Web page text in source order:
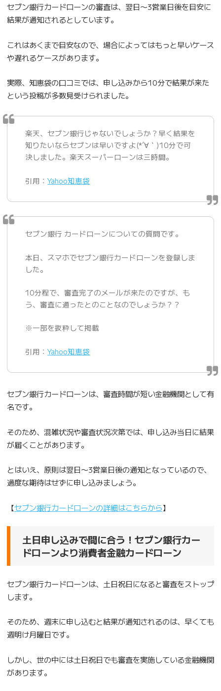
セブン銀行カードローンの審査は、翌日〜3営業日後を目安に
結果が通知されるとしています。
これはあくまで目安なので、場合によってはもっと早いケース
や遅れるケースがあります。
実際、知恵袋の口コミでは、申し込みから10分で結果が来た
という投稿が多数見受けられました。
楽天、セブン銀行じゃないでしょうか？早く結果を
知りたいならセブンは早いですよ(*´∀｀)10分で可
決しました。楽天スーパーローンは三時間。
引用：Yahoo知恵袋
セブン銀行 カードローンについての質問です。
本日、スマホでセブン銀行カードローンを登録しま
した。
10分程で、審査完了のメールが来たのですが、も
う、審査に通ったとのことなのでしょうか？？
※一部を抜粋して掲載
引用：Yahoo知恵袋
セブン銀行カードローンは、審査時間が短い金融機関として有
名です。
そのため、混雑状況や審査状況次第では、申し込み当日に結果
が届くことがあります。
とはいえ、原則は翌日〜3営業日後の通知となっているので、
過度な期待はせずに申し込みましょう。
【セブン銀行カードローンの詳細はこちらから】
土日申し込みで間に合う！セブン銀行カー
ドローンより消費者金融カードローン
セブン銀行カードローンは、土日祝日になると審査をストップ
します。
そのため、週末に申し込むと結果が通知されるのは、早くても
週明け月曜日です。
しかし、世の中には土日祝日でも審査を実施している金融機関
があります。